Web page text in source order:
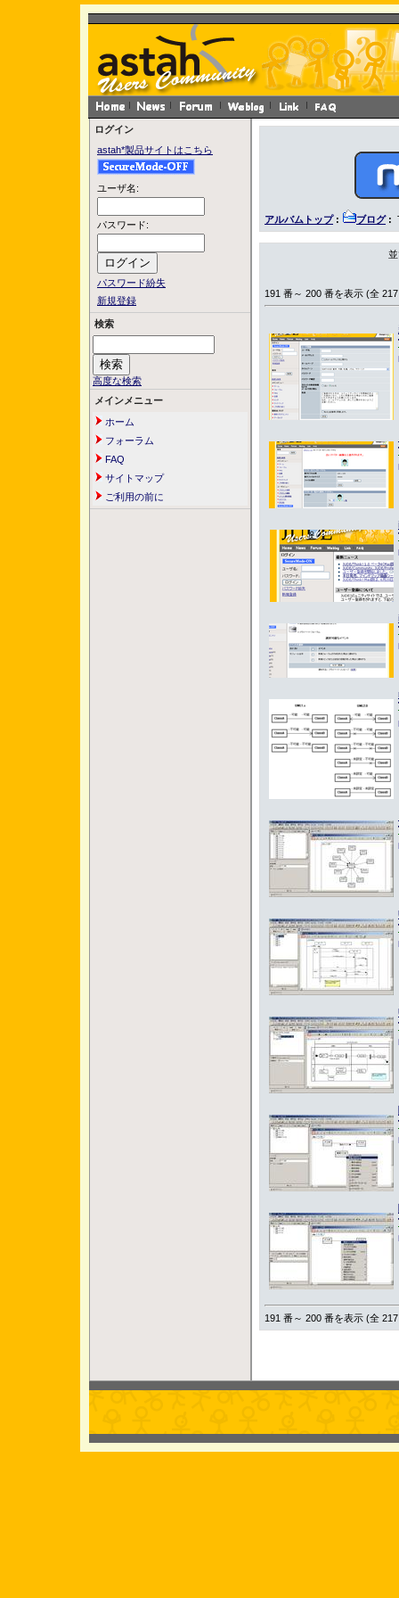
ログイン
astah*製品サイトはこちら
ユーザ名:
パスワード:
パスワード紛失
新規登録
検索
高度な検索
メインメニュー
ホーム
フォーラム
FAQ
サイトマップ
ご利用の前に
アルバムトップ: ブログ:
191 番～ 200 番を表示 (全
191 番～ 200 番を表示 (全